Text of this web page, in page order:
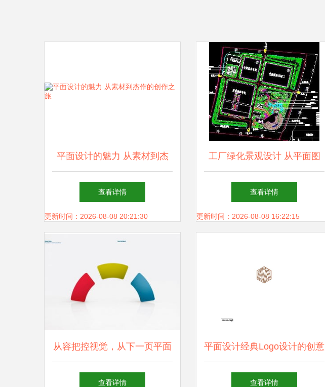
平面设计的魅力 从素材到杰
作的创作之旅
查看详情
更新时间：2026-08-08 20:21:30
工厂绿化景观设计 从平面图
到生态美学的实践指南
查看详情
更新时间：2026-08-08 16:22:15
从容把控视觉，从下一页平面
设计开始——佛山平面设计培
查看详情
平面设计经典Logo设计的创意
构图法探析
查看详情